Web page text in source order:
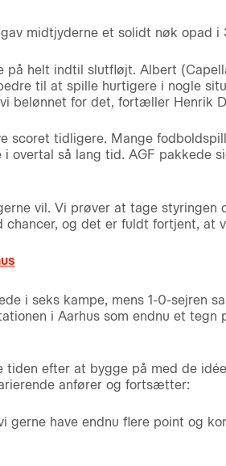
midtjyderne et solidt nøk opad i
på helt indtil slutfløjt. Albert
til at spille hurtigere i nogle
belønnet for det, fortæller Henrik
scoret tidligere. Mange
så lang tid. AGF pakkede
vil. Vi prøver at tage styringen
og det er fuldt fortjent, at
i seks kampe, mens 1-0-sejren
i Aarhus som endnu et tegn
efter at bygge på med de
anfører og fortsætter:
have endnu flere point og